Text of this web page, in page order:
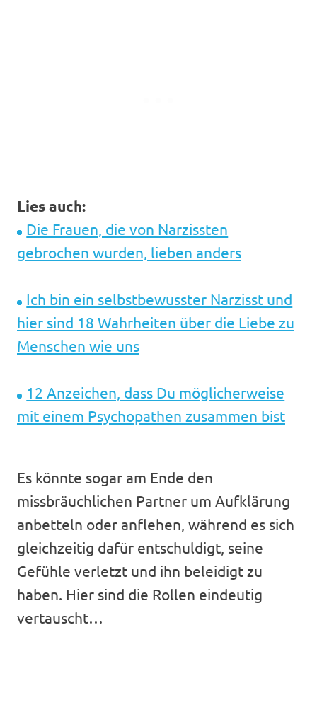
Lies auch:
Die Frauen, die von Narzissten
gebrochen wurden, lieben anders
Ich bin ein selbstbewusster Narzisst und
hier sind 18 Wahrheiten über die Liebe zu
Menschen wie uns
12 Anzeichen, dass Du möglicherweise
mit einem Psychopathen zusammen bist
Es könnte sogar am Ende den
missbräuchlichen Partner um Aufklärung
anbetteln oder anflehen, während es sich
gleichzeitig dafür entschuldigt, seine
Gefühle verletzt und ihn beleidigt zu
haben. Hier sind die Rollen eindeutig
vertauscht…